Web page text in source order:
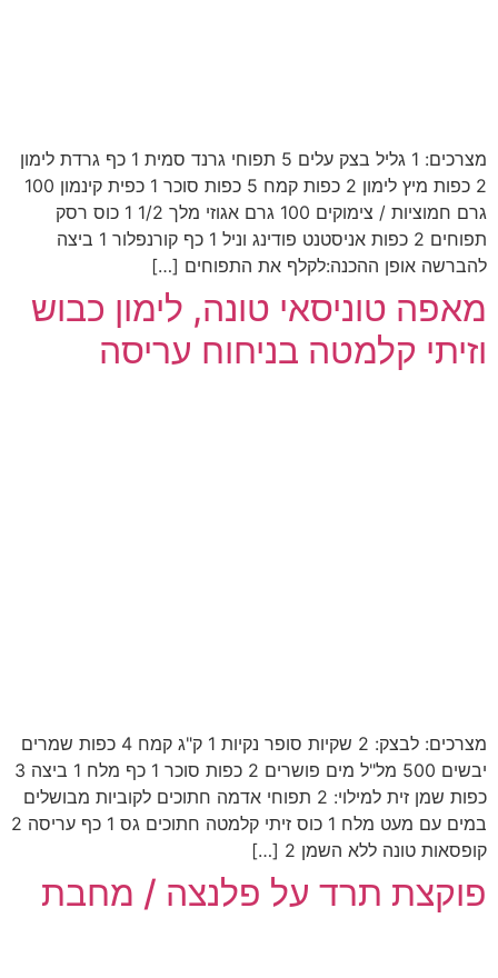
מצרכים: 1 גליל בצק עלים 5 תפוחי גרנד סמית 1 כף גרדת לימון
2 כפות מיץ לימון 2 כפות קמח 5 כפות סוכר 1 כפית קינמון 100
גרם חמוציות / צימוקים 100 גרם אגוזי מלך 1/2 1 כוס רסק
תפוחים 2 כפות אניסטנט פודינג וניל 1 כף קורנפלור 1 ביצה
להברשה אופן ההכנה:לקלף את התפוחים […]
מאפה טוניסאי טונה, לימון כבוש
וזיתי קלמטה בניחוח עריסה
מצרכים: לבצק: 2 שקיות סופר נקיות 1 ק"ג קמח 4 כפות שמרים
יבשים 500 מל"ל מים פושרים 2 כפות סוכר 1 כף מלח 1 ביצה 3
כפות שמן זית למילוי: 2 תפוחי אדמה חתוכים לקוביות מבושלים
במים עם מעט מלח 1 כוס זיתי קלמטה חתוכים גס 1 כף עריסה 2
קופסאות טונה ללא השמן 2 […]
פוקצת תרד על פלנצה / מחבת